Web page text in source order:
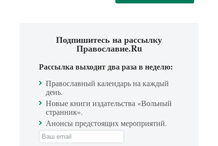
Подпишитесь на рассылку
Православие.Ru
Рассылка выходит два раза в неделю:
Православный календарь на каждый
день.
Новые книги издательства «Вольный
странник».
Анонсы предстоящих мероприятий.